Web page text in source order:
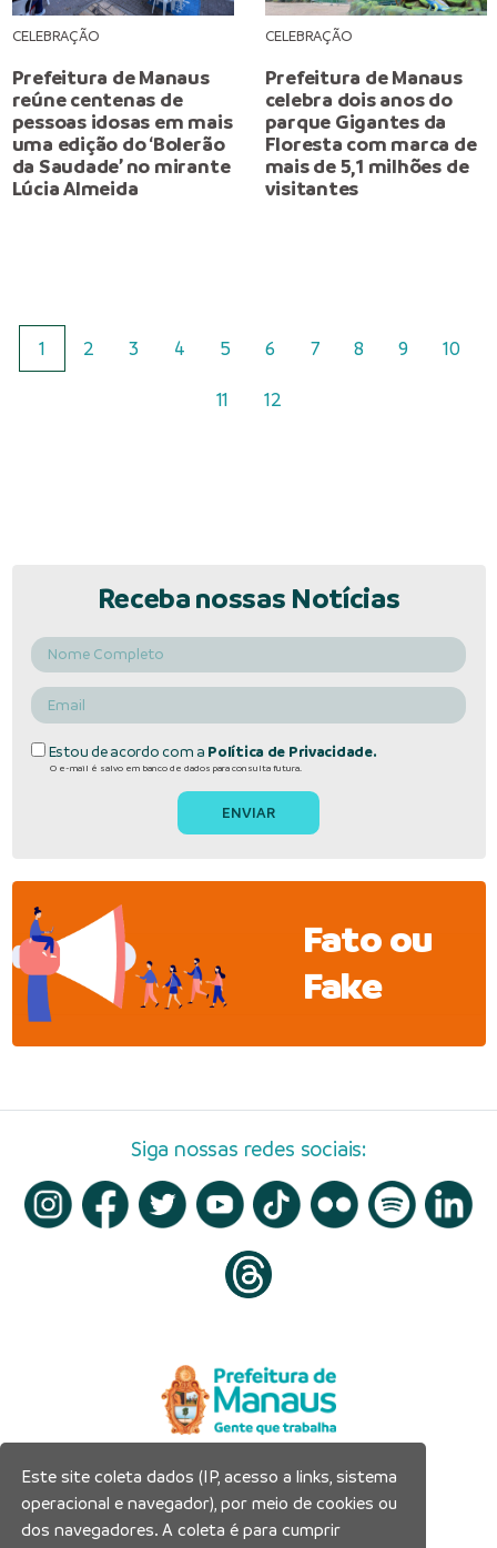
CELEBRAÇÃO
Prefeitura de Manaus
reúne centenas de
pessoas idosas em mais
uma edição do ‘Bolerão
da Saudade’ no mirante
Lúcia Almeida
CELEBRAÇÃO
Prefeitura de Manaus
celebra dois anos do
parque Gigantes da
Floresta com marca de
mais de 5,1 milhões de
visitantes
1 2 3 4 5 6 7 8 9 10
11 12
Receba nossas Notícias
Estou de acordo com a Política de Privacidade.
O e-mail é salvo em banco de dados para consulta futura.
Fato ou
Fake
Siga nossas redes sociais:
Prefeitura Municipal de Manaus
Município de Manaus
Este site coleta dados (IP, acesso a links, sistema
operacional e navegador), por meio de cookies ou
dos navegadores. A coleta é para cumprir